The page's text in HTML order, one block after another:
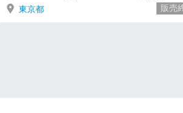
東京都
販売